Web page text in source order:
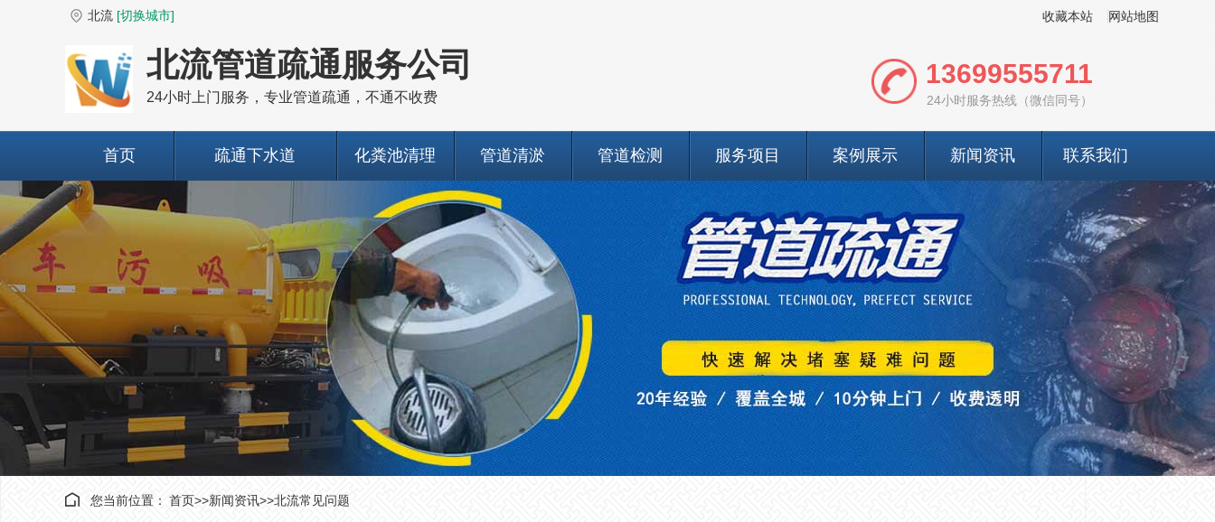
北流 [切换城市] 收藏本站 网站地图
北流管道疏通服务公司
24小时上门服务，专业管道疏通，不通不收费
13699555711
24小时服务热线（微信同号）
首页 疏通下水道 化粪池清理 管道清淤 管道检测 服务项目 案例展示 新闻资讯 联系我们
您当前位置： 首页>>新闻资讯>>北流常见问题